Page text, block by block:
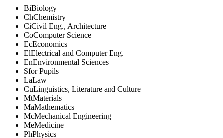
BiBiology
ChChemistry
CiCivil Eng., Architecture
CoComputer Science
EcEconomics
ElElectrical and Computer Eng.
EnEnvironmental Sciences
Sfor Pupils
LaLaw
CuLinguistics, Literature and Culture
MtMaterials
MaMathematics
McMechanical Engineering
MeMedicine
PhPhysics